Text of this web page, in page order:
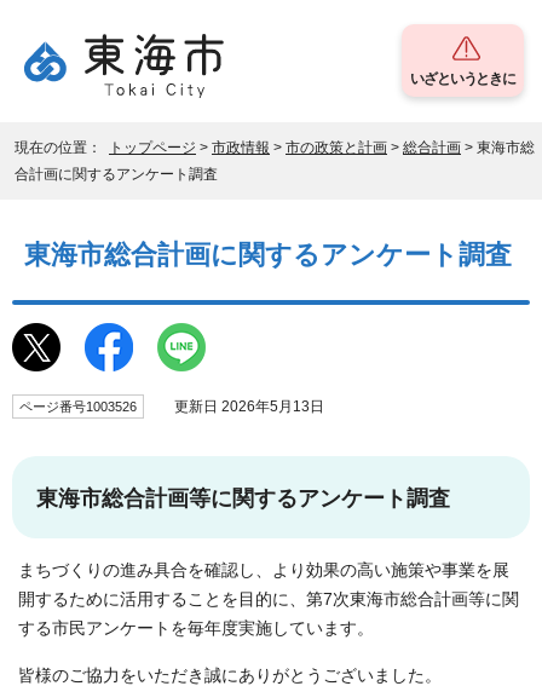
いざというときに
現在の位置： トップページ > 市政情報 > 市の政策と計画 > 総合計画 > 東海市総
合計画に関するアンケート調査
東海市総合計画に関するアンケート調査
ページ番号1003526 更新日 2026年5月13日
東海市総合計画等に関するアンケート調査
まちづくりの進み具合を確認し、より効果の高い施策や事業を展
開するために活用することを目的に、第7次東海市総合計画等に関
する市民アンケートを毎年度実施しています。
皆様のご協力をいただき誠にありがとうございました。